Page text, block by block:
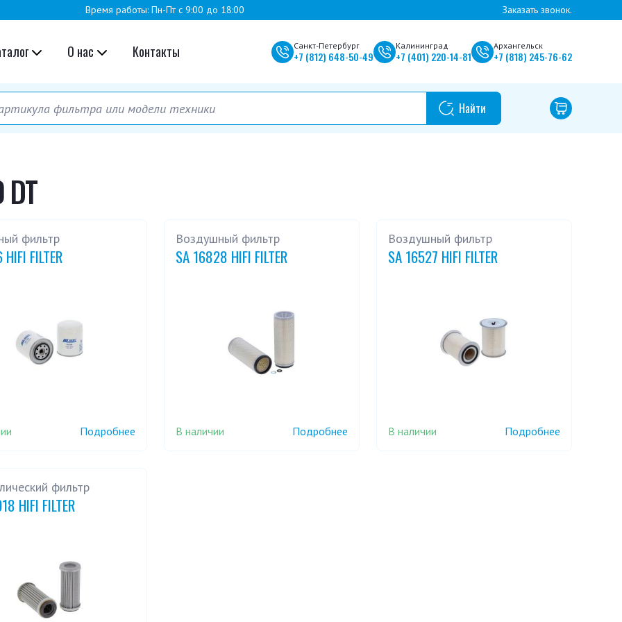
Время работы: Пн-Пт с 9:00 до 18:00 Заказать звонок.
О нас Контакты Санкт-Петербург
+7 (812) 648-50-49
Калининград
+7 (401) 220-14-81
Архангельск
+7 (818) 245-76-62
фильтр
FILTER
Подробнее
Воздушный фильтр
SA 16828 HIFI FILTER
В наличии Подробнее
Воздушный фильтр
SA 16527 HIFI FILTER
В наличии Подробнее
фильтр
HIFI FILTER